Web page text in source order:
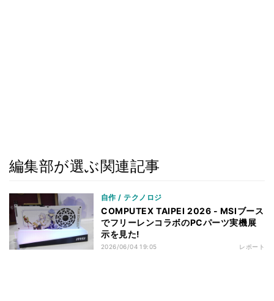
編集部が選ぶ関連記事
自作 / テクノロジ
COMPUTEX TAIPEI 2026 - MSIブース
でフリーレンコラボのPCパーツ実機展
示を見た!
2026/06/04 19:05 レポート